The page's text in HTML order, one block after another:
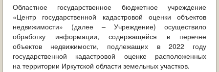
ИНФОРМИРОВАНИЕ НАСЕЛЕНИЯ
ДЕЯТЕЛЬНОСТЬ ПРОКУРАТУРЫ
МУНИЦИПАЛЬНЫЙ КОНТРОЛЬ
Областное государственное бюджетное учреждение
«Центр государственной кадастровой оценки объектов
недвижимости» (далее – Учреждение) осуществило
обработку информации, содержащейся в перечне
объектов недвижимости, подлежащих в 2022 году
государственной кадастровой оценке расположенных
на территории Иркутской области земельных участков.